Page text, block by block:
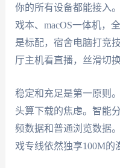
你的所有设备都能接入
戏本、macOS一体机，
是标配，宿舍电脑打竞
厅主机看直播，丝滑切换
稳定和充足是第一原则
头算下载的焦虑。智能
频数据和普通浏览数据
戏专线依然独享100M的